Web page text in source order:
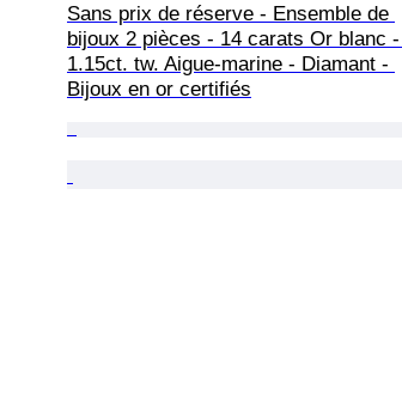
Sans prix de réserve - Ensemble de
bijoux 2 pièces - 14 carats Or blanc -
1.15ct. tw. Aigue-marine - Diamant -
Bijoux en or certifiés